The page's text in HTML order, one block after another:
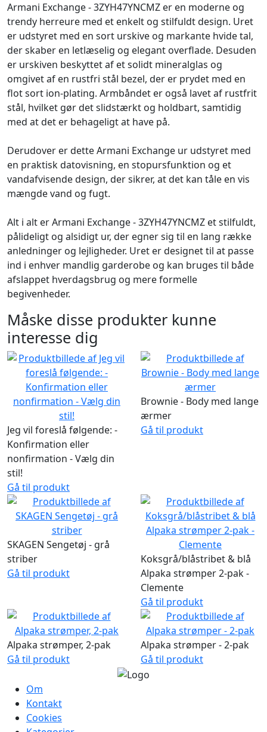
Armani Exchange - 3ZYH47YNCMZ er en moderne og
trendy herreure med et enkelt og stilfuldt design. Uret
er udstyret med en sort urskive og markante hvide tal,
der skaber en letlæselig og elegant overflade. Desuden
er urskiven beskyttet af et solidt mineralglas og
omgivet af en rustfri stål bezel, der er prydet med en
flot sort ion-plating. Armbåndet er også lavet af rustfrit
stål, hvilket gør det slidstærkt og holdbart, samtidig
med at det er behageligt at have på.
Derudover er dette Armani Exchange ur udstyret med
en praktisk datovisning, en stopursfunktion og et
vandafvisende design, der sikrer, at det kan tåle en vis
mængde vand og fugt.
Alt i alt er Armani Exchange - 3ZYH47YNCMZ et stilfuldt,
pålideligt og alsidigt ur, der egner sig til en lang række
anledninger og lejligheder. Uret er designet til at passe
ind i enhver mandlig garderobe og kan bruges til både
afslappet hverdagsbrug og mere formelle
begivenheder.
Måske disse produkter kunne
interesse dig
Jeg vil foreslå følgende: -
Konfirmation eller
nonfirmation - Vælg din
stil!
Gå til produkt
Brownie - Body med lange
ærmer
Gå til produkt
SKAGEN Sengetøj - grå
striber
Gå til produkt
Koksgrå/blåstribet & blå
Alpaka strømper 2-pak -
Clemente
Gå til produkt
Alpaka strømper, 2-pak
Gå til produkt
Alpaka strømper - 2-pak
Gå til produkt
Om
Kontakt
Cookies